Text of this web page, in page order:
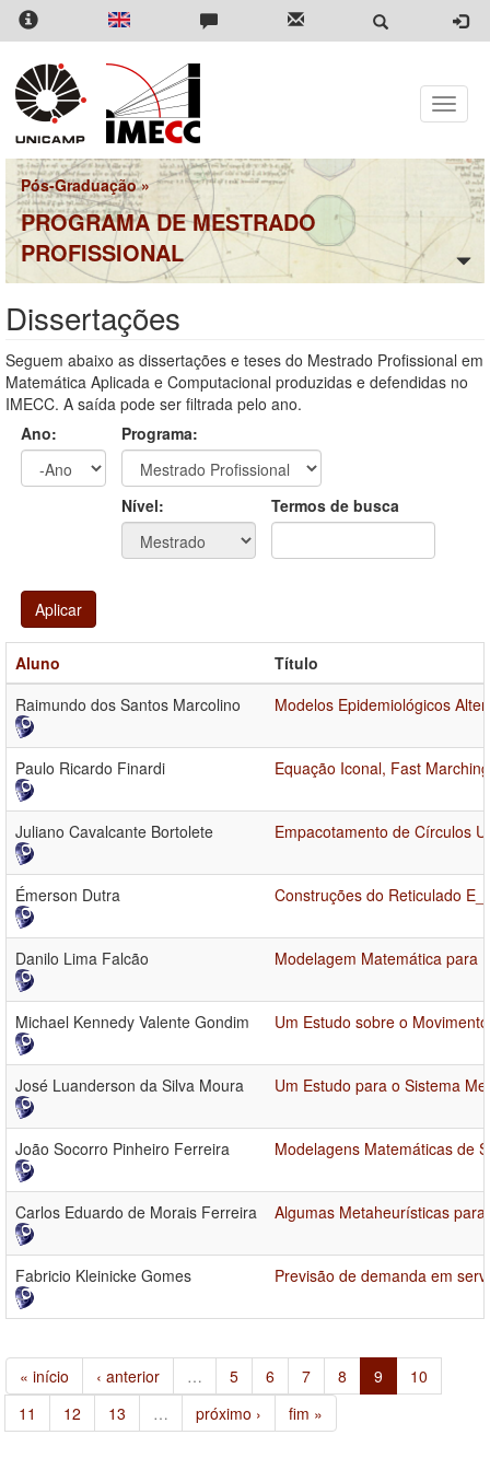
Pular
para
conteúdo
principal
Toggle
Pós-Graduação»
PROGRAMA DE MESTRADO
PROFISSIONAL
Dissertações
Seguem abaixo as dissertações e teses do Mestrado Profissional em
Matemática Aplicada e Computacional produzidas e defendidas no
IMECC. A saída pode ser filtrada pelo ano.
Ano:
Programa:
Nível: Termos de busca
Aplicar
Aluno
Título
Raimundo dos Santos Marcolino
Modelos Epidemiológicos
Paulo Ricardo Finardi Equação Iconal, Fast
Juliano Cavalcante Bortolete Empacotamento de Círculos
Émerson Dutra Construções do Reticulado
Danilo Lima Falcão Modelagem Matemática para
Michael Kennedy Valente Gondim Um Estudo sobre o
José Luanderson da Silva Moura Um Estudo para o Sistema
João Socorro Pinheiro Ferreira Modelagens Matemáticas de
Carlos Eduardo de Morais Ferreira Algumas Metaheurísticas
Fabricio Kleinicke Gomes Previsão de demanda em
« início ‹ anterior … 5 6 7 8 9
10
11
12 13 … próximo › fim »